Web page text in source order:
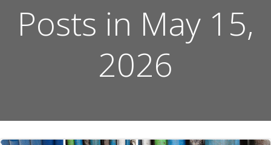
Posts in May 15,
2026